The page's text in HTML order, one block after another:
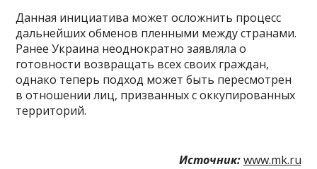
Данная инициатива может осложнить процесс
дальнейших обменов пленными между странами.
Ранее Украина неоднократно заявляла о
готовности возвращать всех своих граждан,
однако теперь подход может быть пересмотрен
в отношении лиц, призванных с оккупированных
территорий.
Источник: www.mk.ru